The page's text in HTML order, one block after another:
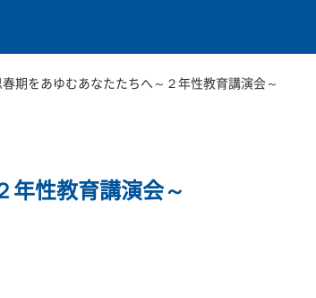
春期をあゆむあなたたちへ～２年性教育講演会～
年性教育講演会～